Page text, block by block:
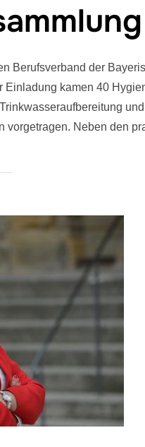
Berufsverband der
kamen 40
vorgetragen. Neben den